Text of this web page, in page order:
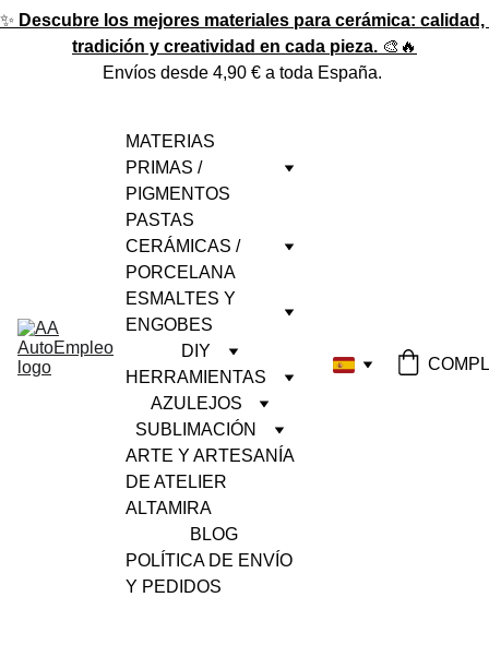
✨ Descubre los mejores materiales para cerámica: calidad,
tradición y creatividad en cada pieza. 🎨🔥
Envíos desde 4,90 € a toda España.
MATERIAS
PRIMAS /
PIGMENTOS
PASTAS
CERÁMICAS /
PORCELANA
ESMALTES Y
ENGOBES
DIY
HERRAMIENTAS
AZULEJOS
SUBLIMACIÓN
ARTE Y ARTESANÍA
DE ATELIER
ALTAMIRA
BLOG
POLÍTICA DE ENVÍO
Y PEDIDOS